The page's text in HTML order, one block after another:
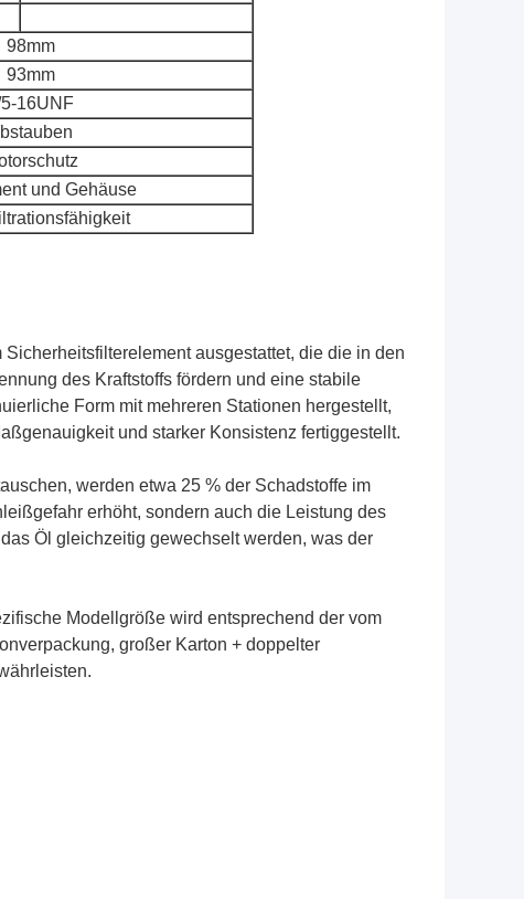
98mm
93mm
16UNF
und Gehäuse
ausgestattet, die die in den
des Kraftstoffs fördern und eine stabile
Form mit mehreren Stationen hergestellt,
und starker Konsistenz fertiggestellt.
werden etwa 25 % der Schadstoffe im
erhöht, sondern auch die Leistung des
Öl gleichzeitig gewechselt werden, was der
Modellgröße wird entsprechend der vom
großer Karton + doppelter